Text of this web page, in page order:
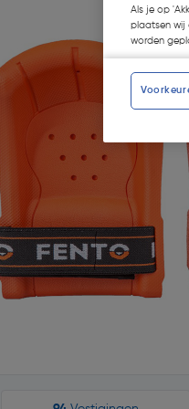
Als je op
plaatsen wij
worden